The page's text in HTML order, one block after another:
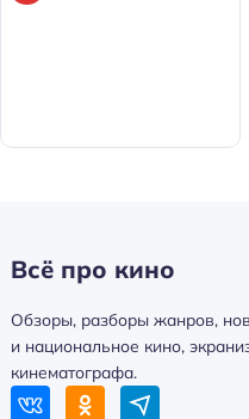
Всё про кино
Обзоры, разборы жанров,
и национальное кино,
кинематографа.